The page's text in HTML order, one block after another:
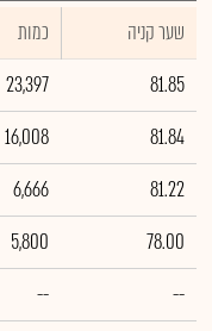
שער קניה כמות
81.85
23,397
81.84
16,008
81.22
6,666
78.00
5,800
--
--